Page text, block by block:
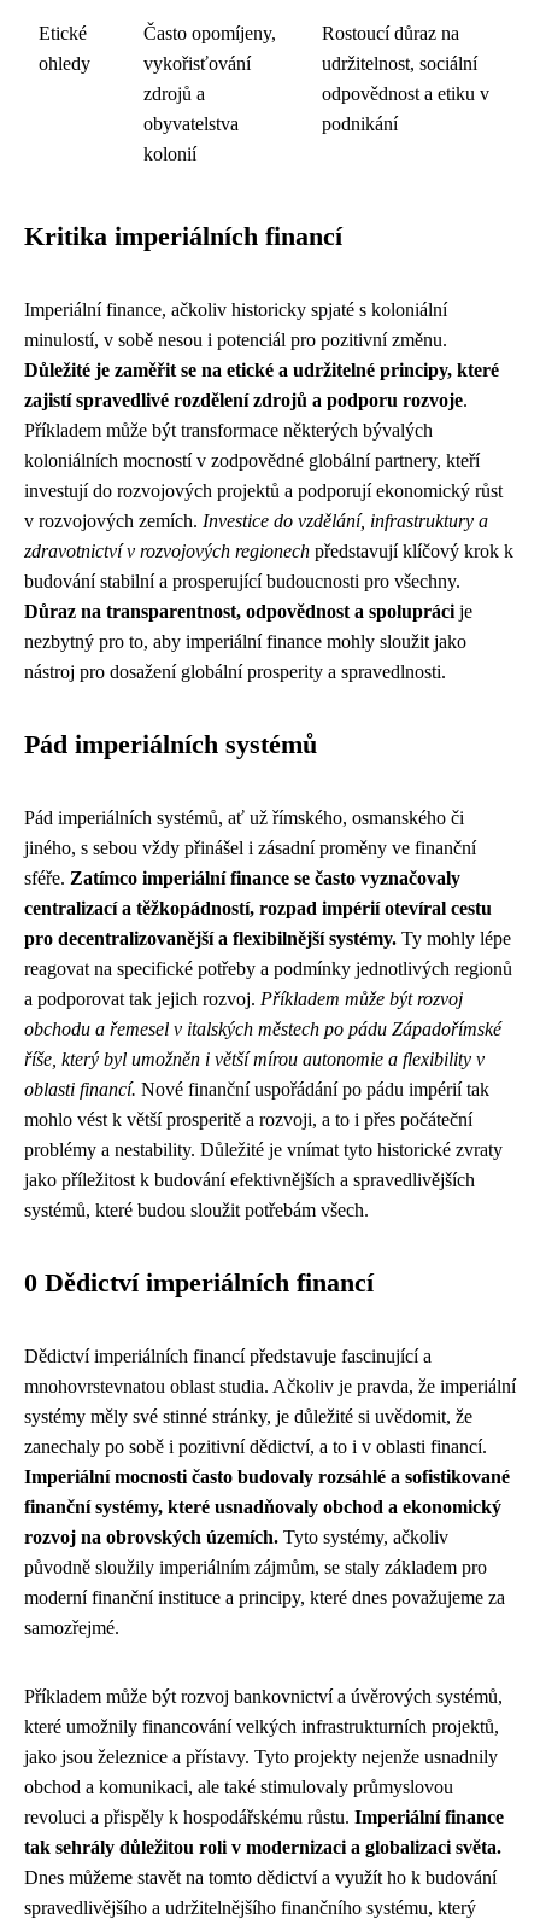
Etické
ohledy
Často opomíjeny,
vykořisťování
zdrojů a
obyvatelstva
kolonií
Rostoucí důraz na
udržitelnost, sociální
odpovědnost a etiku v
podnikání
Kritika imperiálních financí
Imperiální finance, ačkoliv historicky spjaté s koloniální
minulostí, v sobě nesou i potenciál pro pozitivní změnu.
Důležité je zaměřit se na etické a udržitelné principy, které
zajistí spravedlivé rozdělení zdrojů a podporu rozvoje.
Příkladem může být transformace některých bývalých
koloniálních mocností v zodpovědné globální partnery, kteří
investují do rozvojových projektů a podporují ekonomický růst
v rozvojových zemích. Investice do vzdělání, infrastruktury a
zdravotnictví v rozvojových regionech představují klíčový krok k
budování stabilní a prosperující budoucnosti pro všechny.
Důraz na transparentnost, odpovědnost a spolupráci je
nezbytný pro to, aby imperiální finance mohly sloužit jako
nástroj pro dosažení globální prosperity a spravedlnosti.
Pád imperiálních systémů
Pád imperiálních systémů, ať už římského, osmanského či
jiného, s sebou vždy přinášel i zásadní proměny ve finanční
sféře. Zatímco imperiální finance se často vyznačovaly
centralizací a těžkopádností, rozpad impérií otevíral cestu
pro decentralizovanější a flexibilnější systémy. Ty mohly lépe
reagovat na specifické potřeby a podmínky jednotlivých regionů
a podporovat tak jejich rozvoj. Příkladem může být rozvoj
obchodu a řemesel v italských městech po pádu Západořímské
říše, který byl umožněn i větší mírou autonomie a flexibility v
oblasti financí. Nové finanční uspořádání po pádu impérií tak
mohlo vést k větší prosperitě a rozvoji, a to i přes počáteční
problémy a nestability. Důležité je vnímat tyto historické zvraty
jako příležitost k budování efektivnějších a spravedlivějších
systémů, které budou sloužit potřebám všech.
0 Dědictví imperiálních financí
Dědictví imperiálních financí představuje fascinující a
mnohovrstevnatou oblast studia. Ačkoliv je pravda, že imperiální
systémy měly své stinné stránky, je důležité si uvědomit, že
zanechaly po sobě i pozitivní dědictví, a to i v oblasti financí.
Imperiální mocnosti často budovaly rozsáhlé a sofistikované
finanční systémy, které usnadňovaly obchod a ekonomický
rozvoj na obrovských územích. Tyto systémy, ačkoliv
původně sloužily imperiálním zájmům, se staly základem pro
moderní finanční instituce a principy, které dnes považujeme za
samozřejmé.
Příkladem může být rozvoj bankovnictví a úvěrových systémů,
které umožnily financování velkých infrastrukturních projektů,
jako jsou železnice a přístavy. Tyto projekty nejenže usnadnily
obchod a komunikaci, ale také stimulovaly průmyslovou
revoluci a přispěly k hospodářskému růstu. Imperiální finance
tak sehrály důležitou roli v modernizaci a globalizaci světa.
Dnes můžeme stavět na tomto dědictví a využít ho k budování
spravedlivějšího a udržitelnějšího finančního systému, který